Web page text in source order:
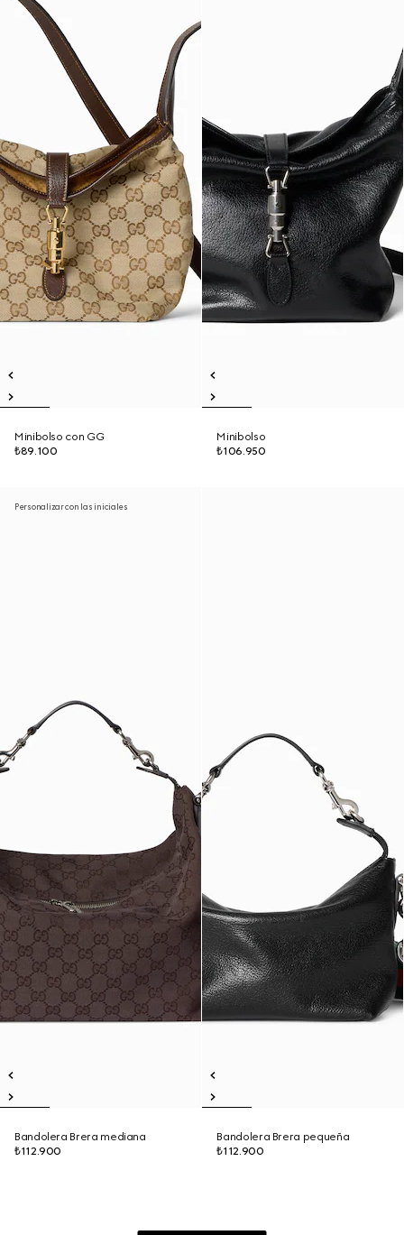
Minibolso con GG
₺89.100
Minibolso
₺106.950
Personalizar con las iniciales
Bandolera Brera mediana
₺112.900
Bandolera Brera pequeña
₺112.900